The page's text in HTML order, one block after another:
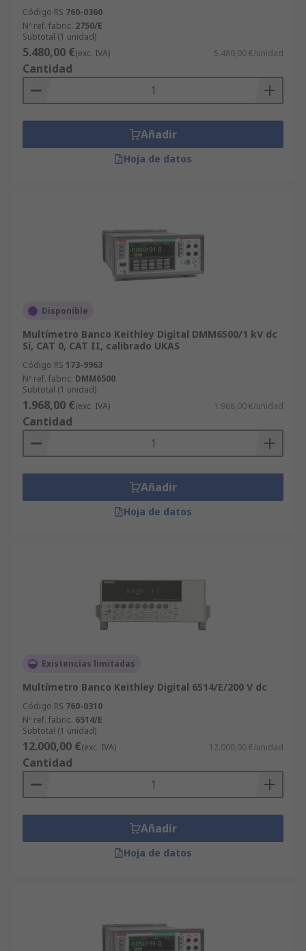
Código RS 760-0360
Nº ref. fabric. 2750/E
Subtotal (1 unidad)
5.480,00 €(exc. IVA) 5.480,00 €/unidad
Cantidad
Añadir
Hoja de datos
Disponible
Multímetro Banco Keithley Digital DMM6500/1 kV dc
Sí, CAT 0, CAT II, calibrado UKAS
Código RS 173-9963
Nº ref. fabric. DMM6500
Subtotal (1 unidad)
1.968,00 €(exc. IVA) 1.968,00 €/unidad
Cantidad
Añadir
Hoja de datos
Existencias limitadas
Multímetro Banco Keithley Digital 6514/E/200 V dc
Código RS 760-0310
Nº ref. fabric. 6514/E
Subtotal (1 unidad)
12.000,00 €(exc. IVA) 12.000,00 €/unidad
Cantidad
Añadir
Hoja de datos